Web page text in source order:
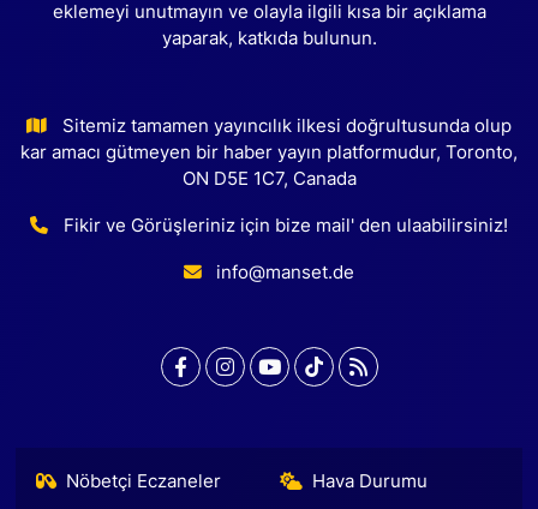
eklemeyi unutmayın ve olayla ilgili kısa bir açıklama
yaparak, katkıda bulunun.
Sitemiz tamamen yayıncılık ilkesi doğrultusunda olup
kar amacı gütmeyen bir haber yayın platformudur, Toronto,
ON D5E 1C7, Canada
Fikir ve Görüşleriniz için bize mail' den ulaabilirsiniz!
info@manset.de
Nöbetçi Eczaneler Hava Durumu